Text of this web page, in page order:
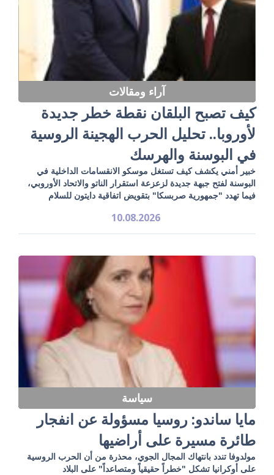
آراء ومقالات
كيف تصبح البلقان نقطة خطر جديدة
لأوروبا.. تحليل الحرب الهجينة الروسية
في البوسنة والهرسك
خبير أمني يكشف كيف تستغل موسكو الانقسامات الداخلية في
البوسنة لفتح جبهة جديدة لزعزعة استقرار الناتو والاتحاد الأوروبي،
فيما تهدد "جمهورية صربسكا" بتقويض اتفاقية دايتون للسلام
10.08.2026
سياسة
مايا ساندو: روسيا مسؤولة عن انفجار
طائرة مسيرة على أراضيها
مولدوفا تندد بانتهاك المجال الجوي، محذرة من أن الحرب الروسية
على أوكرانيا تشكل "خطراً حقيقياً ومتصاعداً" على البلاد